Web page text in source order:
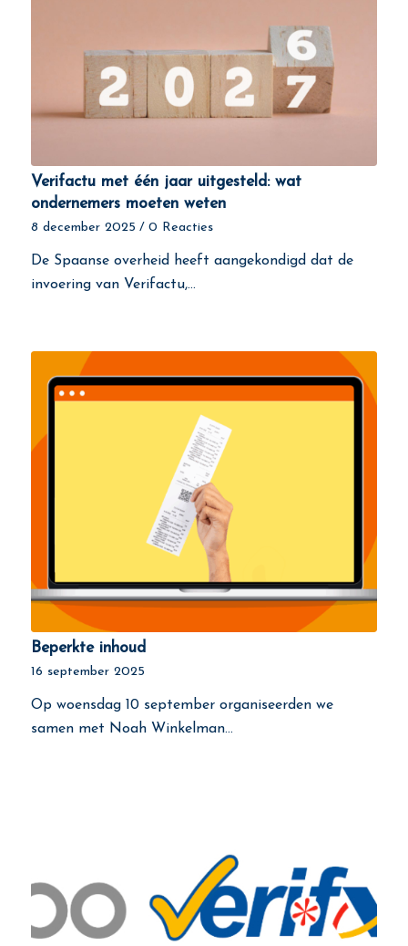
Verifactu met één jaar uitgesteld: wat
ondernemers moeten weten
8 december 2025 / 0 Reacties
De Spaanse overheid heeft aangekondigd dat de
invoering van Verifactu,…
Beperkte inhoud
16 september 2025
Op woensdag 10 september organiseerden we
samen met Noah Winkelman…